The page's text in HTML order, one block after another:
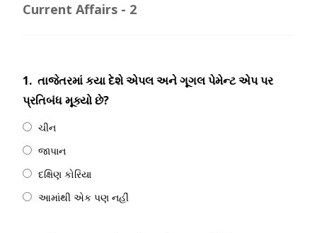
Current Affairs - 2
1. તાજેતરમાં કયા દેશે એપલ અને ગૂગલ પેમેન્ટ એપ પર
પ્રતિબંધ મૂક્યો છે?
ચીન
જાપાન
દક્ષિણ કોરિયા
આમાંથી એક પણ નહીં